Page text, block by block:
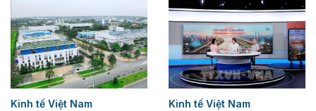
Kinh tế Việt Nam Kinh tế Việt Nam